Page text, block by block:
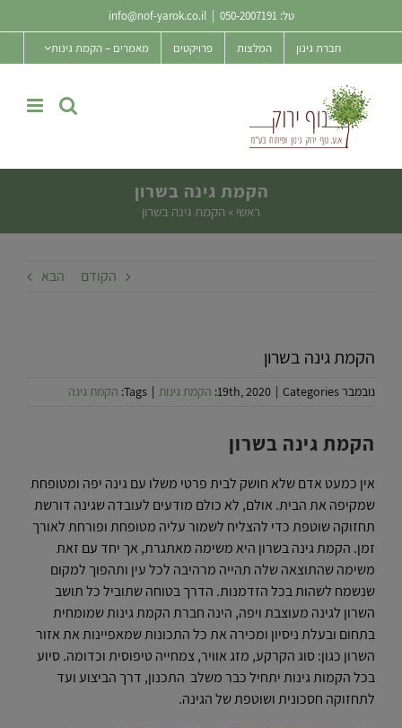
to
טל:050-2007191
info@nof-yarok.co.il
חברת גינון המלצות פרויקטים מאמרים – הקמת גינות
הקמת גינה בשרון
ראשי » הקמת גינה בשרון
הקודם הבא
הקמת גינה בשרון
נובמבר 19th, 2020 | Categories: הקמת גינות |
Tags: הקמת גינה
הקמת גינה בשרון
אין כמעט אדם שלא חושק לבית פרטי משלו עם גינה יפה ומטופחת
שמקיפה את הבית. אולם, לא כולם מודעים לעובדה שגינה דורשת
תחזוקה שוטפת כדי להצליח לשמור עליה מטופחת ופורחת לאורך
זמן. הקמת גינה בשרון היא משימה מאתגרת, אך יחד עם זאת
משימה שהתוצאה שלה תהייה מרהיבה לכל עין ותהפוך למקום
שנשמח לשהות בכל הזדמנות. הדרך בטוחה שתוביל כל תושב
השרון לגינה מעוצבת ויפה, הינה חברת הקמת גינות שמומחית
בתחום ובעלת ניסיון ומכירה את כל התכונות שמאפיינות את אזור
השרון כגון: סוג הקרקע, מזג אוויר, צמחייה טיפוסית וכדומה. סיוע
בכל הקמות גינות יתחיל כבר משלב התכנון, דרך הביצוע ועד
לתחזוקה חסכונית ושוטפת של הגינה.